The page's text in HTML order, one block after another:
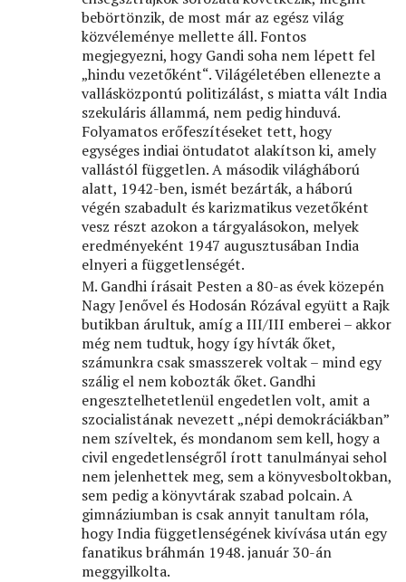
bebörtönzik, de most már az egész világ
közvéleménye mellette áll. Fontos
megjegyezni, hogy Gandi soha nem lépett fel
„hindu vezetőként“. Világéletében ellenezte a
vallásközpontú politizálást, s miatta vált India
szekuláris állammá, nem pedig hinduvá.
Folyamatos erőfeszítéseket tett, hogy
egységes indiai öntudatot alakítson ki, amely
vallástól független. A második világháború
alatt, 1942-ben, ismét bezárták, a háború
végén szabadult és karizmatikus vezetőként
vesz részt azokon a tárgyalásokon, melyek
eredményeként 1947 augusztusában India
elnyeri a függetlenségét.
M. Gandhi írásait Pesten a 80-as évek közepén
Nagy Jenővel és Hodosán Rózával együtt a Rajk
butikban árultuk, amíg a III/III emberei – akkor
még nem tudtuk, hogy így hívták őket,
számunkra csak smasszerek voltak – mind egy
szálig el nem kobozták őket. Gandhi
engesztelhetetlenül engedetlen volt, amit a
szocialistának nevezett „népi demokráciákban”
nem szíveltek, és mondanom sem kell, hogy a
civil engedetlenségről írott tanulmányai sehol
nem jelenhettek meg, sem a könyvesboltokban,
sem pedig a könyvtárak szabad polcain. A
gimnáziumban is csak annyit tanultam róla,
hogy India függetlenségének kivívása után egy
fanatikus bráhmán 1948. január 30-án
meggyilkolta.